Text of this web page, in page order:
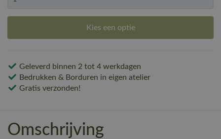
Kies een optie
Geleverd binnen 2 tot 4 werkdagen
Bedrukken & Borduren in eigen atelier
Gratis verzonden!
Omschrijving